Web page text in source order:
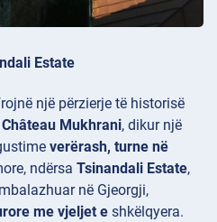
Estate
një përzierje të historisë
Château Mukhrani, dikur një
verërash, turne në
ndërsa Tsinandali Estate,
në Gjeorgji,
me vjeljet e shkëlqyera.